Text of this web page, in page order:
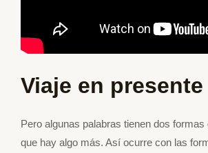
Viaje en
Pero algunas palabras tienen dos
que hay algo más. Así ocurre con las